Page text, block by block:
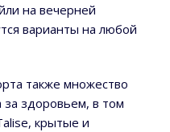
на вечерней
варианты на любой
также множество
здоровьем, в том
крытые и